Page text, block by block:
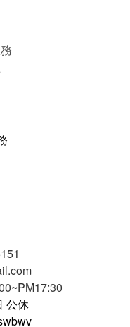
公休